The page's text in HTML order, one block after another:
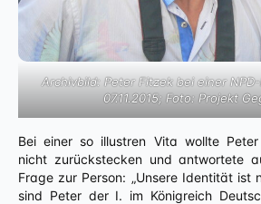
Archivbild: Peter Fitzek bei einer
07.11.2015; Foto: Projekt
Bei einer so illustren Vita wollte
nicht zurückstecken und antwortete
Frage zur Person: „Unsere Identität ist
sind Peter der I. im Königreich